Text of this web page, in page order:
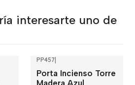
interesarte uno de
PP457
Porta Incienso Torre